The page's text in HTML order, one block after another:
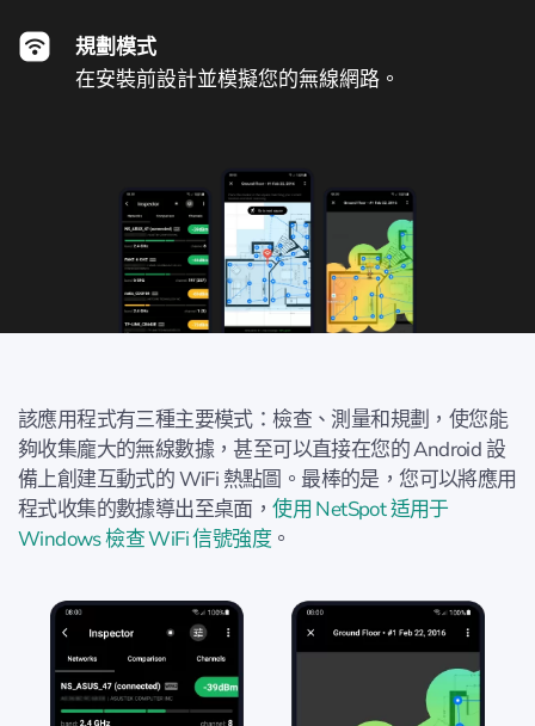
規劃模式
在安裝前設計並模擬您的無線網路。
該應用程式有三種主要模式：檢查、測量和規劃，使您能
夠收集龐大的無線數據，甚至可以直接在您的 Android 設
備上創建互動式的 WiFi 熱點圖。最棒的是，您可以將應用
程式收集的數據導出至桌面，使用 NetSpot 适用于
Windows 檢查 WiFi 信號強度。